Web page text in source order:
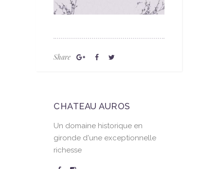
Share
CHATEAU AUROS
Un domaine historique en
gironde d'une exceptionnelle
richesse